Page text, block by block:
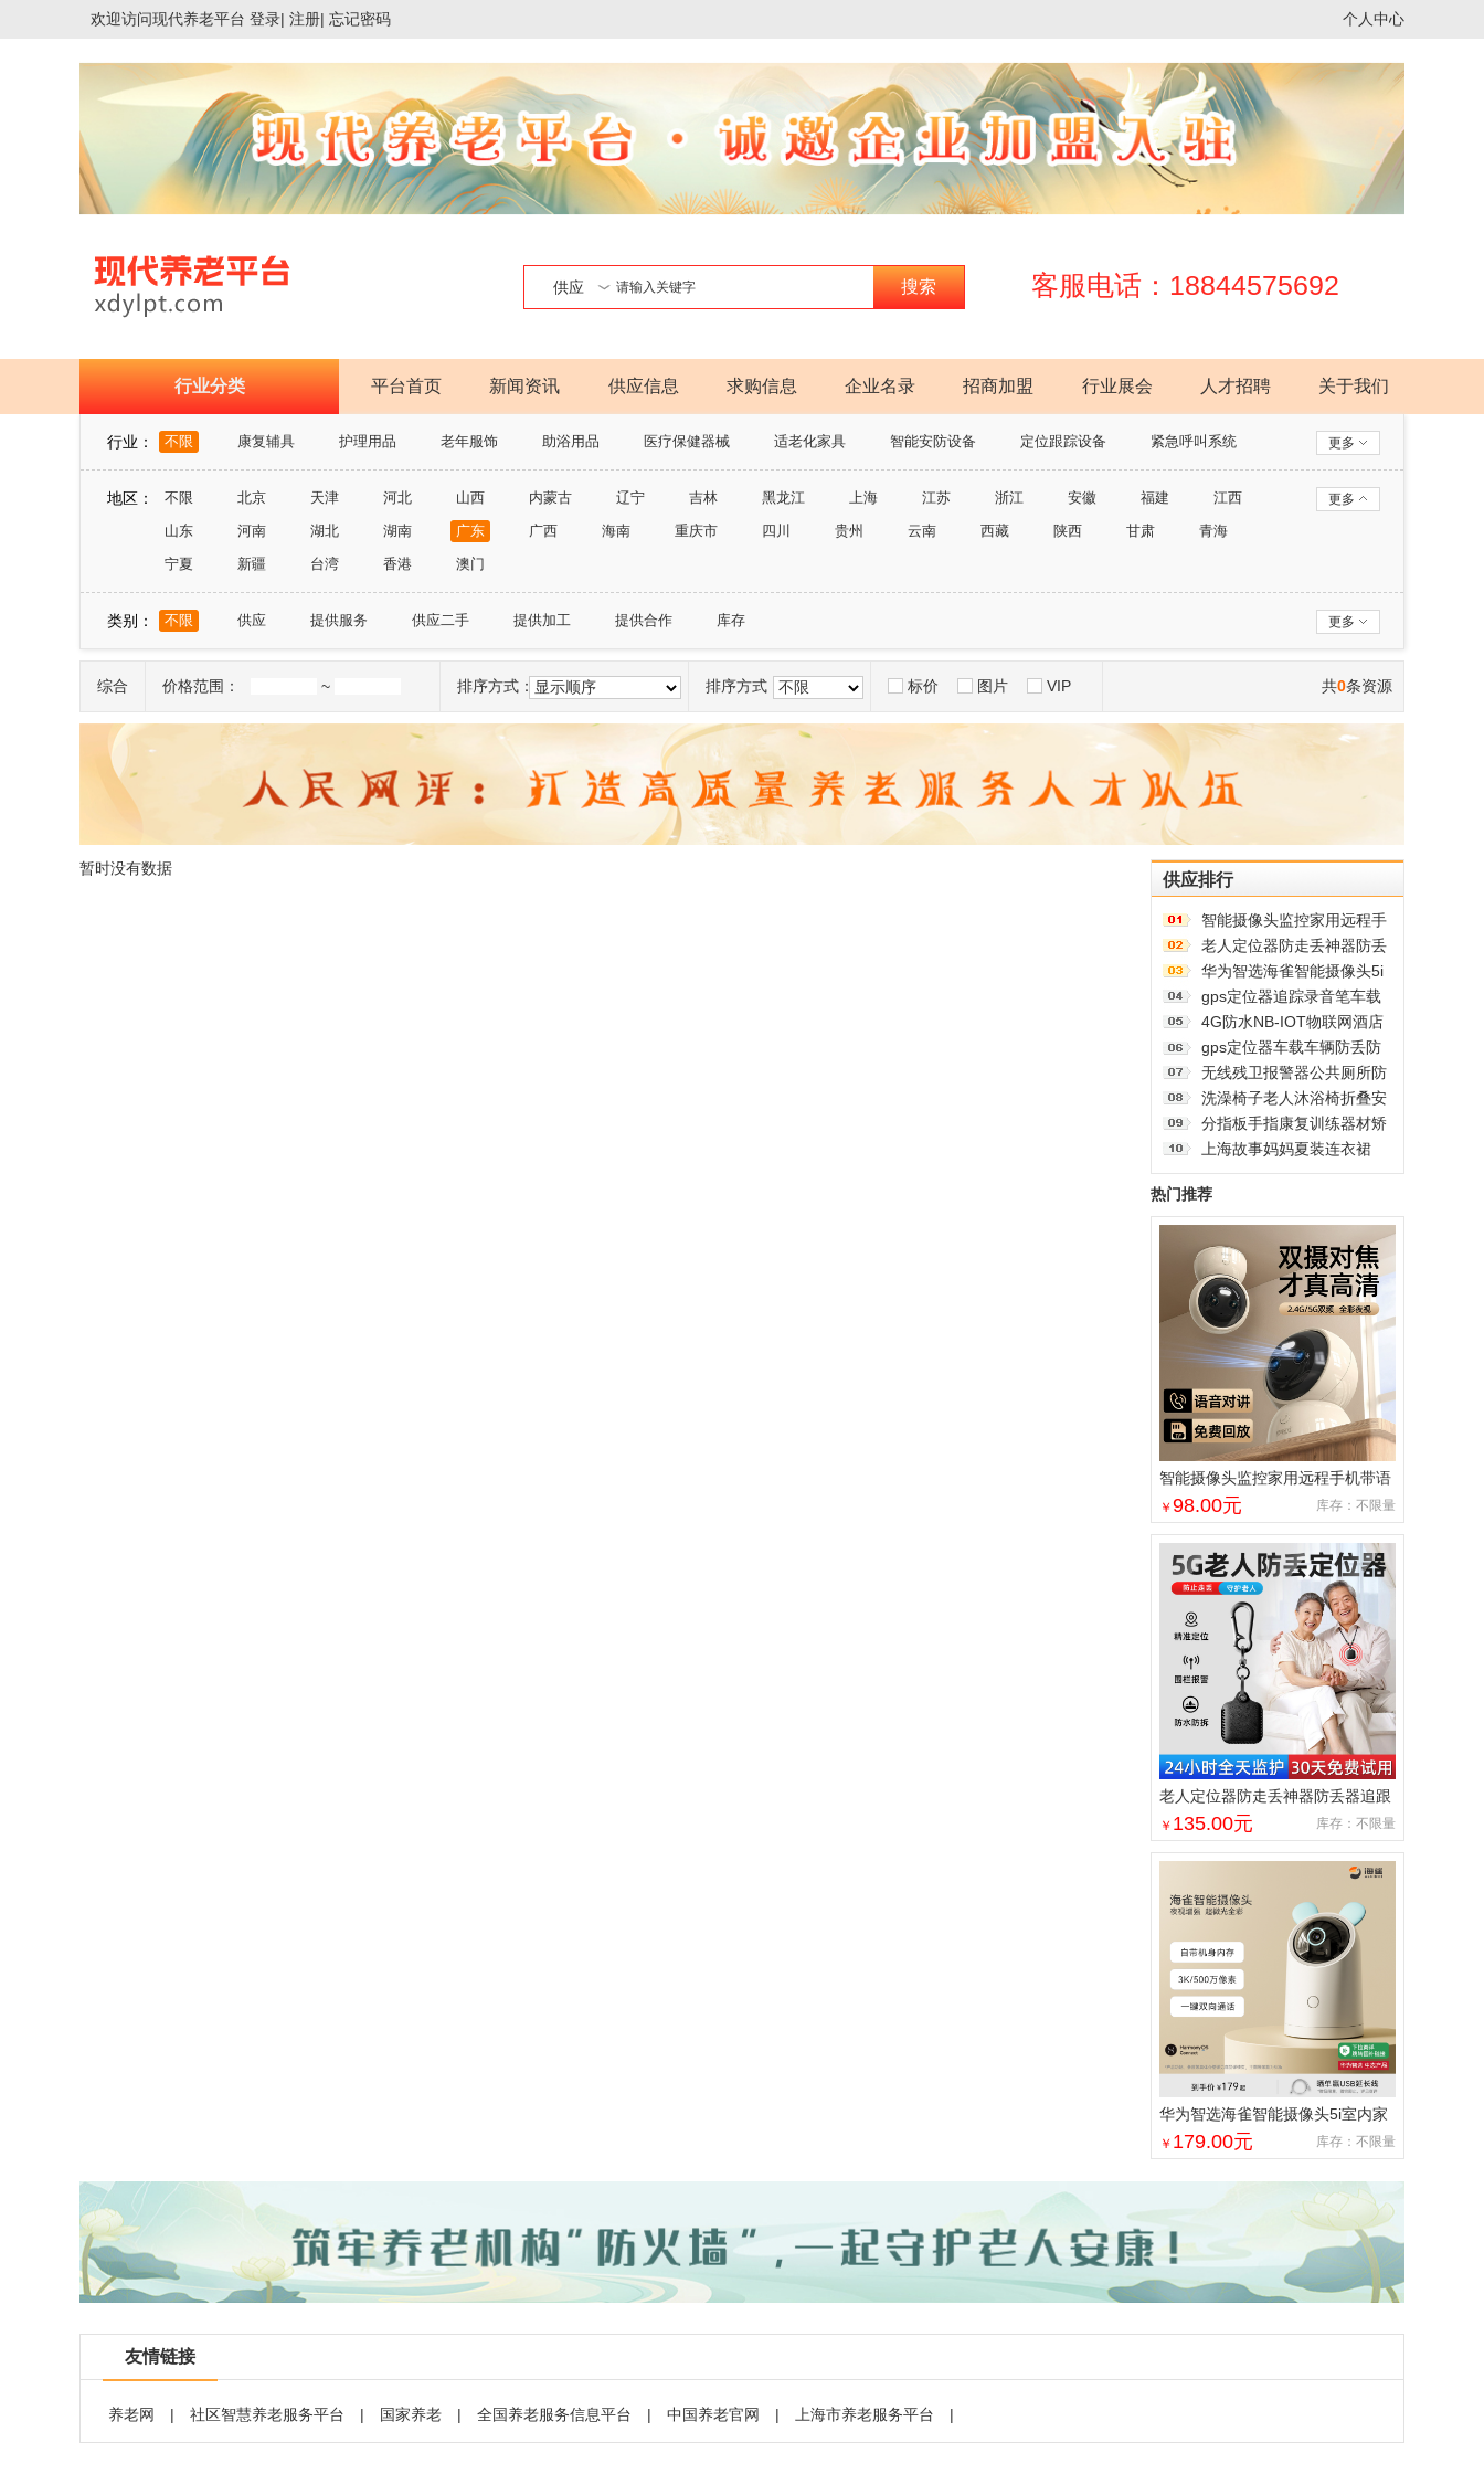
欢迎访问现代养老平台 登录| 注册| 忘记密码 个人中心
供应 搜索 客服电话：18844575692
行业分类 平台首页 新闻资讯 供应信息 求购信息 企业名录 招商加盟 行业展会 人才招聘 关于我们
行业： 不限 康复辅具 护理用品 老年服饰 助浴用品 医疗保健器械 适老化家具 智能安防设备 定位跟踪设备 紧急呼叫系统 更多
地区： 不限 北京 天津 河北 山西 内蒙古 辽宁 吉林 黑龙江 上海 江苏 浙江 安徽 福建
江西
山东
河南 湖北 湖南 广东 广西 海南 重庆市 四川 贵州 云南 西藏 陕西 甘肃
青海
宁夏
新疆 台湾 香港 澳门
更多
类别： 不限 供应 提供服务 供应二手 提供加工 提供合作 库存 更多
共0条资源
综合 价格范围： ~ 排序方式：显示顺序 排序方式：不限 标价 图片 VIP
暂时没有数据
供应排行
智能摄像头监控家用远程手
机带语音360度高清夜视室
内无线免插电
老人定位器防走丢神器防丢
器追跟踪老年人痴呆防走失
5gps订位仪器
华为智选海雀智能摄像头5i
室内家用手机远程360°无线
监控摄像机
gps定位器追踪录音笔车载
监控听器车辆追跟定仪器汽
车防盗神器j
4G防水NB-IOT物联网酒店
学校医院养老院老人社区卫
生间公共厕所一键式紧急无
线呼叫报警器按钮电话脑远
程
gps定位器车载车辆防丢防
盗追跟定仪器订位汽车跟踪
追踪录音神器j
无线残卫报警器公共厕所防
水紧急按钮老人呼叫器残疾
人卫生间声光告警无需布线
远距离大音量一键求助报警
系统
洗澡椅子老人沐浴椅折叠安
全座椅带轮老年人专用冲凉
坐便洗澡轮椅
分指板手指康复训练器材矫
正老人家用手部固定伸展器
上海故事妈妈夏装连衣裙
2025新中式国风旗袍中老年
气质长裙母亲节
热门推荐
智能摄像头监控家用远程手机带语
音360度高清夜视室内无线免插电
￥ 98.00元 库存：不限量
老人定位器防走丢神器防丢器追跟
踪老年人痴呆防走失5gps订位仪器
￥ 135.00元 库存：不限量
华为智选海雀智能摄像头5i室内家
用手机远程360°无线监控摄像机
￥ 179.00元 库存：不限量
友情链接
养老网 | 社区智慧养老服务平台 | 国家养老 | 全国养老服务信息平台 | 中国养老官网 | 上海市养老服务平台 |